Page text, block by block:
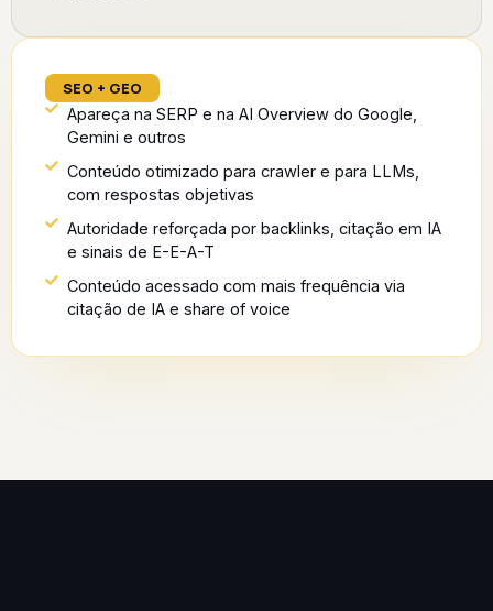
SEO + GEO
Apareça na SERP e na AI Overview do Google,
Gemini e outros
Conteúdo otimizado para crawler e para LLMs,
com respostas objetivas
Autoridade reforçada por backlinks, citação em IA
e sinais de E-E-A-T
Conteúdo acessado com mais frequência via
citação de IA e share of voice